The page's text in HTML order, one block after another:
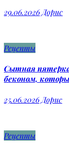
29.06.2026 Дорис
Рецепты
Сытная
беконом,
25.06.2026 Дорис
Рецепты